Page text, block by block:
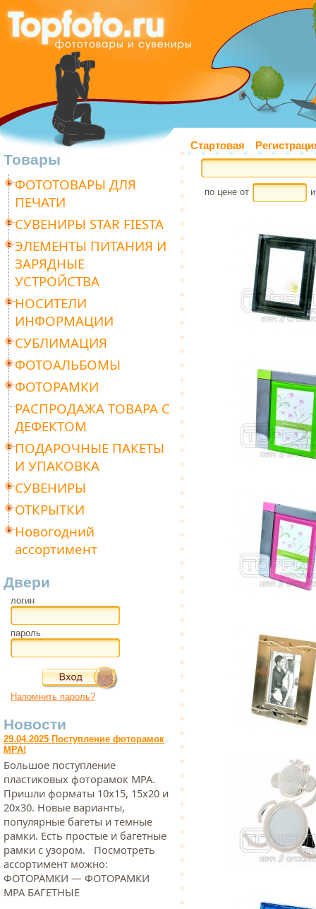
Стартовая
Товары
ФОТОТОВАРЫ ДЛЯ
ПЕЧАТИ
СУВЕНИРЫ STAR FIESTA
ЭЛЕМЕНТЫ ПИТАНИЯ И
ЗАРЯДНЫЕ
УСТРОЙСТВА
НОСИТЕЛИ
ИНФОРМАЦИИ
СУБЛИМАЦИЯ
ФОТОАЛЬБОМЫ
ФОТОРАМКИ
РАСПРОДАЖА ТОВАРА С
ДЕФЕКТОМ
ПОДАРОЧНЫЕ ПАКЕТЫ
И УПАКОВКА
СУВЕНИРЫ
ОТКРЫТКИ
Новогодний
ассортимент
Двери
логин
пароль
Напомнить пароль?
Новости
29.04.2025 Поступление фоторамок
МРА!
Большое поступление
пластиковых фоторамок МРА.
Пришли форматы 10х15, 15х20 и
20х30. Новые варианты,
популярные багеты и темные
рамки. Есть простые и багетные
рамки с узором. Посмотреть
ассортимент можно:
ФОТОРАМКИ — ФОТОРАМКИ
МРА БАГЕТНЫЕ
по цене от